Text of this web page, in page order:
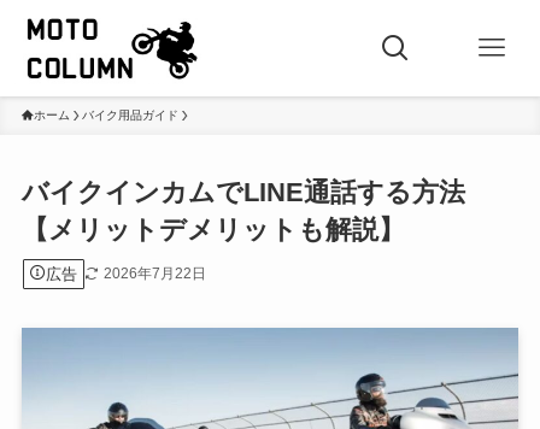
ホーム バイク用品ガイド
バイクインカムでLINE通話する方法
【メリットデメリットも解説】
広告 2026年7月22日